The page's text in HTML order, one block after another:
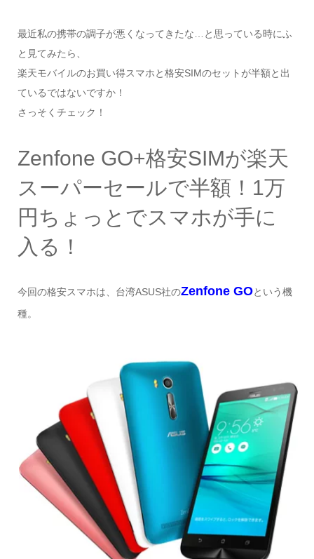
最近私の携帯の調子が悪くなってきたな…と思っている時にふ
と見てみたら、
楽天モバイルのお買い得スマホと格安SIMのセットが半額と出
ているではないですか！
さっそくチェック！
Zenfone GO+格安SIMが楽天
スーパーセールで半額！1万
円ちょっとでスマホが手に
入る！
今回の格安スマホは、台湾ASUS社のZenfone GOという機
種。